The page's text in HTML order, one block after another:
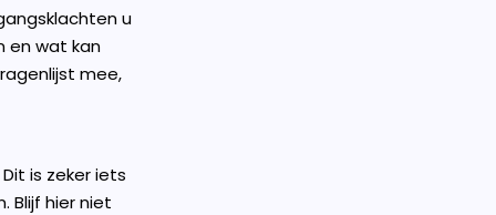
u
en wat kan
mee,
is zeker iets
Blijf hier niet